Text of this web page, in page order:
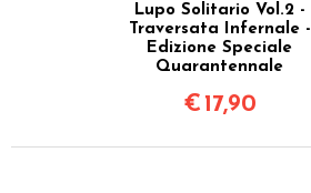
Lupo Solitario Vol.2 -
Traversata Infernale -
Edizione Speciale
Quarantennale
€ 17,90